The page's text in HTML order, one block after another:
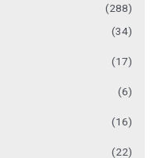
(288)
(34)
(17)
(6)
(16)
(22)